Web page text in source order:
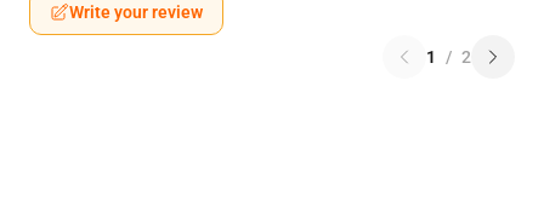
Write your review
1 / 2